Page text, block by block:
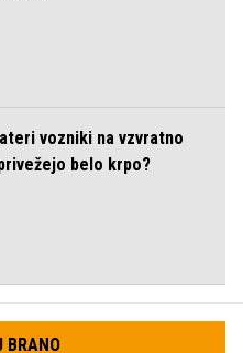
vozniki na vzvratno
belo krpo?
BRANO